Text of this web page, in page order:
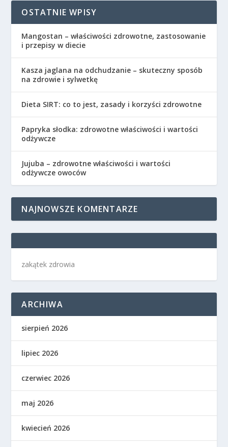
OSTATNIE WPISY
Mangostan – właściwości zdrowotne, zastosowanie
i przepisy w diecie
Kasza jaglana na odchudzanie – skuteczny sposób
na zdrowie i sylwetkę
Dieta SIRT: co to jest, zasady i korzyści zdrowotne
Papryka słodka: zdrowotne właściwości i wartości
odżywcze
Jujuba – zdrowotne właściwości i wartości
odżywcze owoców
NAJNOWSZE KOMENTARZE
zakątek zdrowia
ARCHIWA
sierpień 2026
lipiec 2026
czerwiec 2026
maj 2026
kwiecień 2026